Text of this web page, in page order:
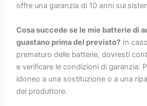
offre una garanzia di 10 anni sul
Cosa succede se le mie batterie di
guastano prima del previsto? In
prematuro delle batterie, dovresti
e verificare le condizioni di garanzia.
idoneo a una sostituzione o a una
del produttore.